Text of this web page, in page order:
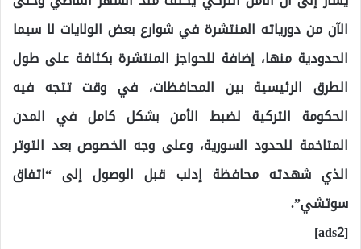
الآن من دورياته المنتشرة في شوارع بعض الولايات لا سيما
الحدودية منها، إضافة للحواجز المنتشرة بكثافة على طول
الطرق الرئيسية بين المحافظات، في وقت تتجه فيه
الحكومة التركية لضبط الأمن بشكل كامل في المدن
المتاخمة للحدود السورية، وعلى وجه الخصوص بعد التوتر
الذي شهدته محافظة إدلب قبل الوصول إلى “اتفاق
سوتشي”.
[ads2]